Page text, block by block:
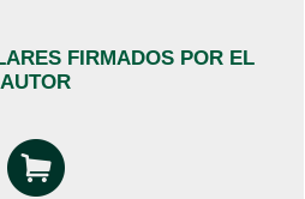
FIRMADOS POR EL
AUTOR